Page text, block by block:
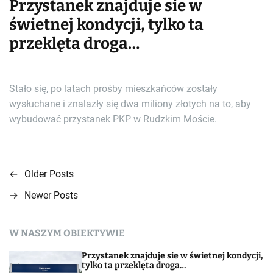
Przystanek znajduje sie w
świetnej kondycji, tylko ta
przeklęta droga…
Stało się, po latach prośby mieszkańców zostały
wysłuchane i znalazły się dwa miliony złotych na to, aby
wybudować przystanek PKP w Rudzkim Moście.
N
a
←
Older Posts
→
Newer Posts
W NASZYM OBIEKTYWIE
Przystanek znajduje sie w świetnej kondycji,
tylko ta przeklęta droga…